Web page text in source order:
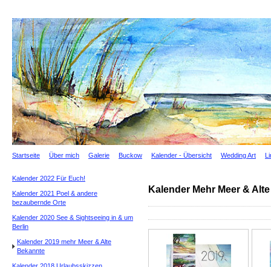
Startseite Über mich Galerie Buckow Kalender - Übersicht Wedding Art
Kalender Mehr Meer &
Kalender 2022 Für Euch!
Kalender 2021 Poel & andere
bezaubernde Orte
Kalender 2020 See & Sightseeing in & um
Berlin
Kalender 2019 mehr Meer & Alte
Bekannte
Kalender 2018 Urlaubsskizzen